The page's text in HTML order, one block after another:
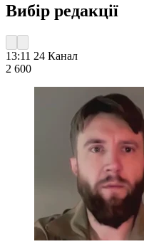
Вибір редакції
13:11 24 Канал
2 600